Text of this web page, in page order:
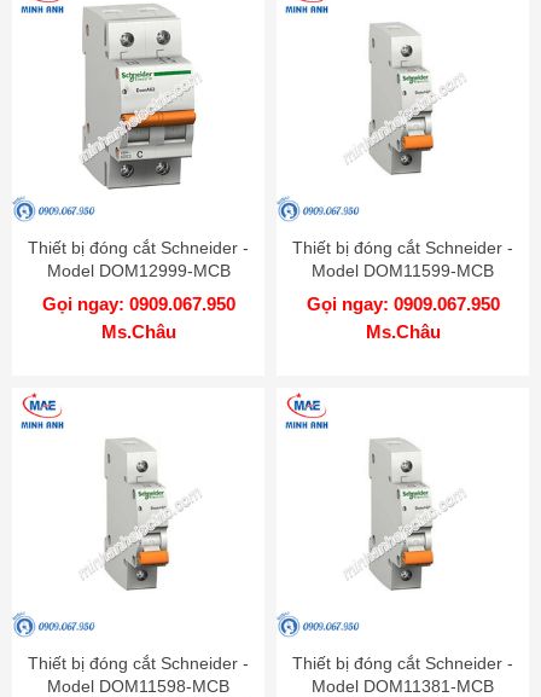
Thiết bị đóng cắt Schneider -
Model DOM12999-MCB
Gọi ngay: 0909.067.950
Ms.Châu
Thiết bị đóng cắt Schneider -
Model DOM11599-MCB
Gọi ngay: 0909.067.950
Ms.Châu
Thiết bị đóng cắt Schneider -
Model DOM11598-MCB
Thiết bị đóng cắt Schneider -
Model DOM11381-MCB